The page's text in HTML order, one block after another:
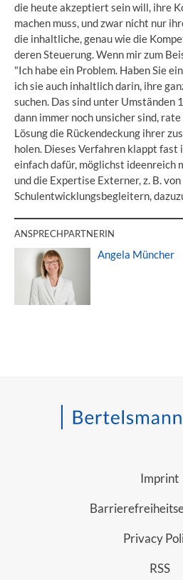
die heute akzeptiert sein will, ihre
machen muss, und zwar nicht nur
die inhaltliche, genau wie die
deren Steuerung. Wenn mir zum
"Ich habe ein Problem. Haben Sie
ich sie auch inhaltlich darin, ihre
suchen. Das sind unter Umständen
dann immer noch unsicher sind,
Lösung die Rückendeckung ihrer
holen. Dieses Verfahren klappt fast
einfach dafür, möglichst ideenreich
und die Expertise Externer, z. B. von
Schulentwicklungsbegleitern,
ANSPRECHPARTNERIN
Angela Müncher
Imprint
Privacy
RSS